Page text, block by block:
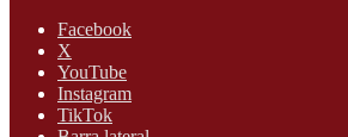
Facebook
X
YouTube
Instagram
TikTok